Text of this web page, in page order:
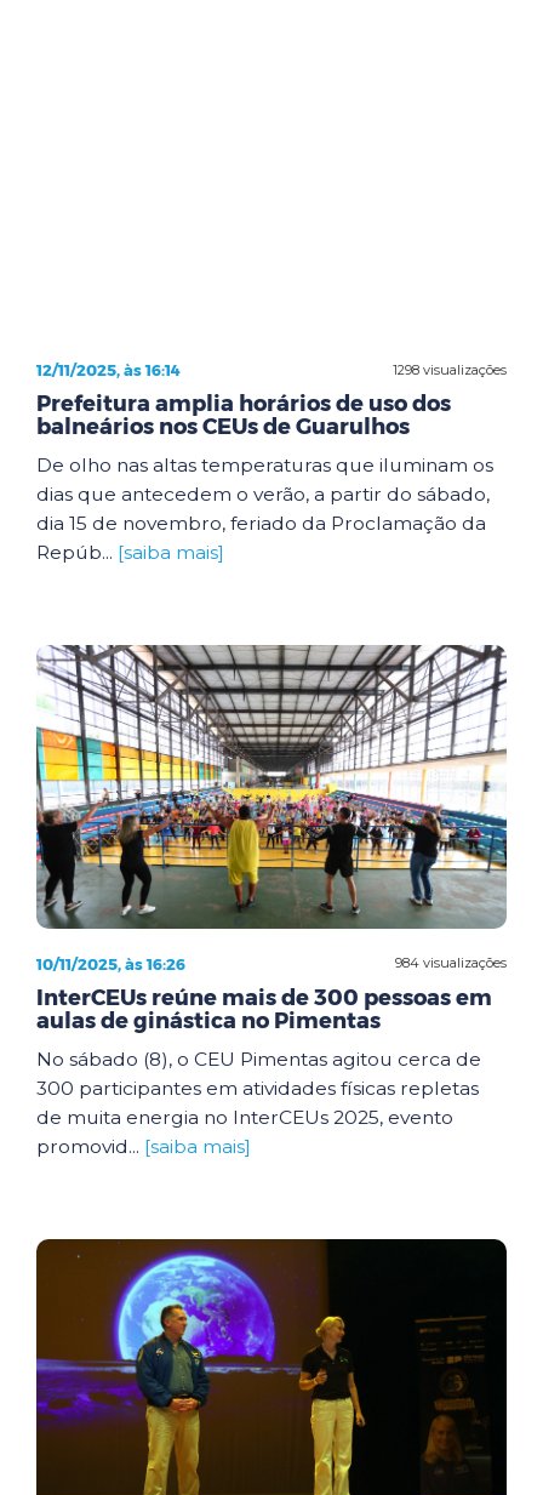
1298 visualizações
12/11/2025, às 16:14
Prefeitura amplia horários de uso dos
balneários nos CEUs de Guarulhos
De olho nas altas temperaturas que iluminam os
dias que antecedem o verão, a partir do sábado,
dia 15 de novembro, feriado da Proclamação da
Repúb... [saiba mais]
984 visualizações
10/11/2025, às 16:26
InterCEUs reúne mais de 300 pessoas em
aulas de ginástica no Pimentas
No sábado (8), o CEU Pimentas agitou cerca de
300 participantes em atividades físicas repletas
de muita energia no InterCEUs 2025, evento
promovid... [saiba mais]